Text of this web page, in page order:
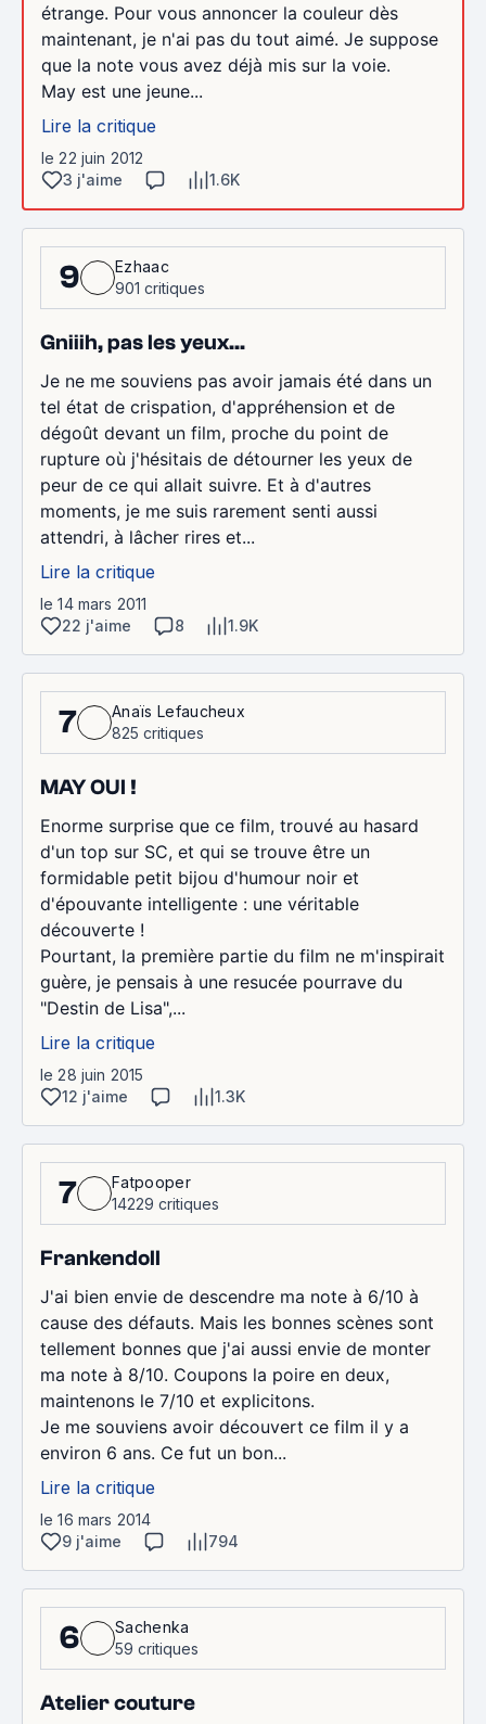
étrange. Pour vous annoncer la couleur dès
maintenant, je n'ai pas du tout aimé. Je suppose
que la note vous avez déjà mis sur la voie.
May est une jeune...
Lire la critique
le 22 juin 2012
3 j'aime
1.6K
9
Ezhaac
901 critiques
Gniiih, pas les yeux...
Je ne me souviens pas avoir jamais été dans un
tel état de crispation, d'appréhension et de
dégoût devant un film, proche du point de
rupture où j'hésitais de détourner les yeux de
peur de ce qui allait suivre. Et à d'autres
moments, je me suis rarement senti aussi
attendri, à lâcher rires et...
Lire la critique
le 14 mars 2011
22 j'aime
8 1.9K
7
Anaïs Lefaucheux
825 critiques
MAY OUI !
Enorme surprise que ce film, trouvé au hasard
d'un top sur SC, et qui se trouve être un
formidable petit bijou d'humour noir et
d'épouvante intelligente : une véritable
découverte !
Pourtant, la première partie du film ne m'inspirait
guère, je pensais à une resucée pourrave du
"Destin de Lisa",...
Lire la critique
le 28 juin 2015
12 j'aime
1.3K
7
Fatpooper
14229 critiques
Frankendoll
J'ai bien envie de descendre ma note à 6/10 à
cause des défauts. Mais les bonnes scènes sont
tellement bonnes que j'ai aussi envie de monter
ma note à 8/10. Coupons la poire en deux,
maintenons le 7/10 et explicitons.
Je me souviens avoir découvert ce film il y a
environ 6 ans. Ce fut un bon...
Lire la critique
le 16 mars 2014
9 j'aime
794
6
Sachenka
59 critiques
Atelier couture